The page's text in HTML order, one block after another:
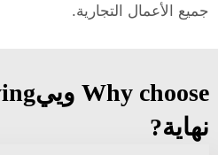
جميع الأعمال التجارية.
نهاية?